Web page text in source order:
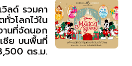
วิลด์ รวมคา
วโลกไว้ใน
านที่จัดนอก
ชีย บนพื้นที่
ตร.ม.